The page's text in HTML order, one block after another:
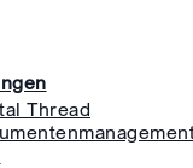
Thread